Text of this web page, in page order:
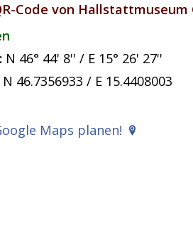
Code von Hallstattmuseum
N 46° 44' 8'' / E 15° 26' 27''
N 46.7356933 / E 15.4408003
Maps planen!